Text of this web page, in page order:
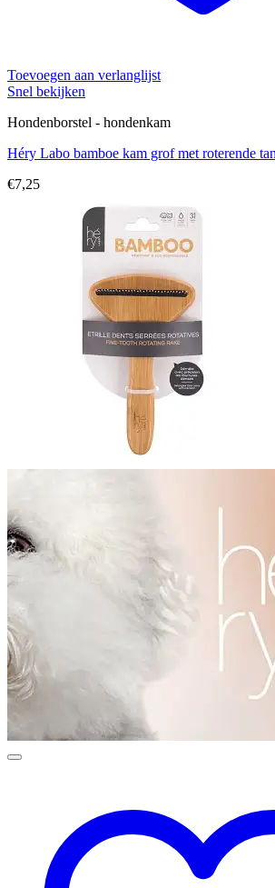
Toevoegen aan verlanglijst
Snel bekijken
Hondenborstel - hondenkam
Héry Labo bamboe kam grof met roterende
€7,25